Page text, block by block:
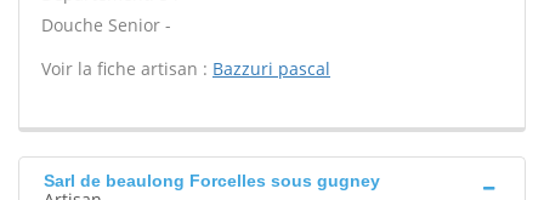
Douche Senior -
Voir la fiche artisan : Bazzuri pascal
Sarl de beaulong Forcelles sous gugney